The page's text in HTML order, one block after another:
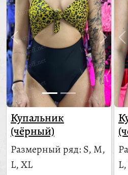
Купальник
(чёрный)
Размерный ряд: S, M,
L, XL